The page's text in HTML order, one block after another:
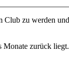
zu werden
zurück